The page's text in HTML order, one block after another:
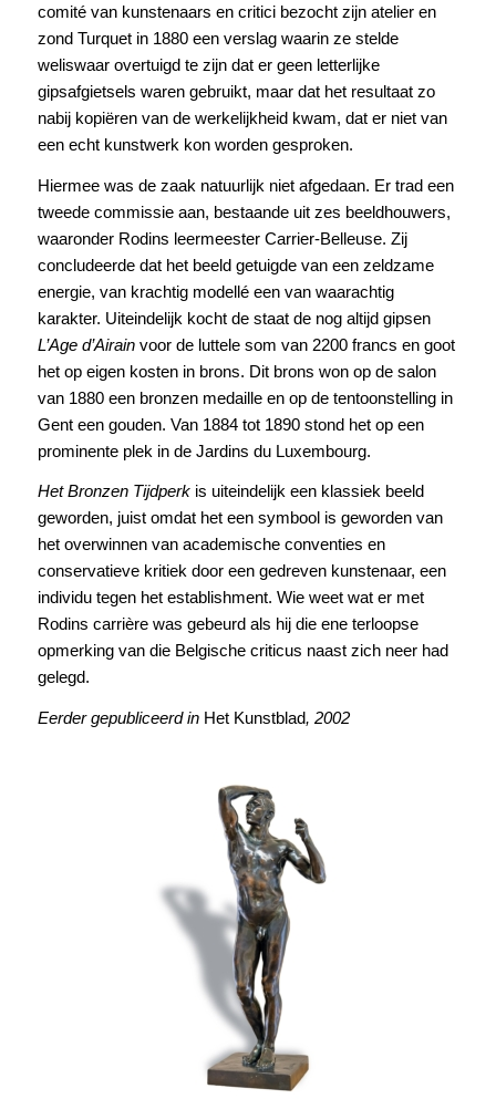
comité van kunstenaars en critici bezocht zijn atelier en
zond Turquet in 1880 een verslag waarin ze stelde
weliswaar overtuigd te zijn dat er geen letterlijke
gipsafgietsels waren gebruikt, maar dat het resultaat zo
nabij kopiëren van de werkelijkheid kwam, dat er niet van
een echt kunstwerk kon worden gesproken.
Hiermee was de zaak natuurlijk niet afgedaan. Er trad een
tweede commissie aan, bestaande uit zes beeldhouwers,
waaronder Rodins leermeester Carrier-Belleuse. Zij
concludeerde dat het beeld getuigde van een zeldzame
energie, van krachtig modellé een van waarachtig
karakter. Uiteindelijk kocht de staat de nog altijd gipsen
L’Age d’Airainvoor de luttele som van 2200 francs en goot
het op eigen kosten in brons. Dit brons won op de salon
van 1880 een bronzen medaille en op de tentoonstelling in
Gent een gouden. Van 1884 tot 1890 stond het op een
prominente plek in de Jardins du Luxembourg.
Het Bronzen Tijdperkis uiteindelijk een klassiek beeld
geworden, juist omdat het een symbool is geworden van
het overwinnen van academische conventies en
conservatieve kritiek door een gedreven kunstenaar, een
individu tegen het establishment. Wie weet wat er met
Rodins carrière was gebeurd als hij die ene terloopse
opmerking van die Belgische criticus naast zich neer had
gelegd.
Eerder gepubliceerd in Het Kunstblad, 2002